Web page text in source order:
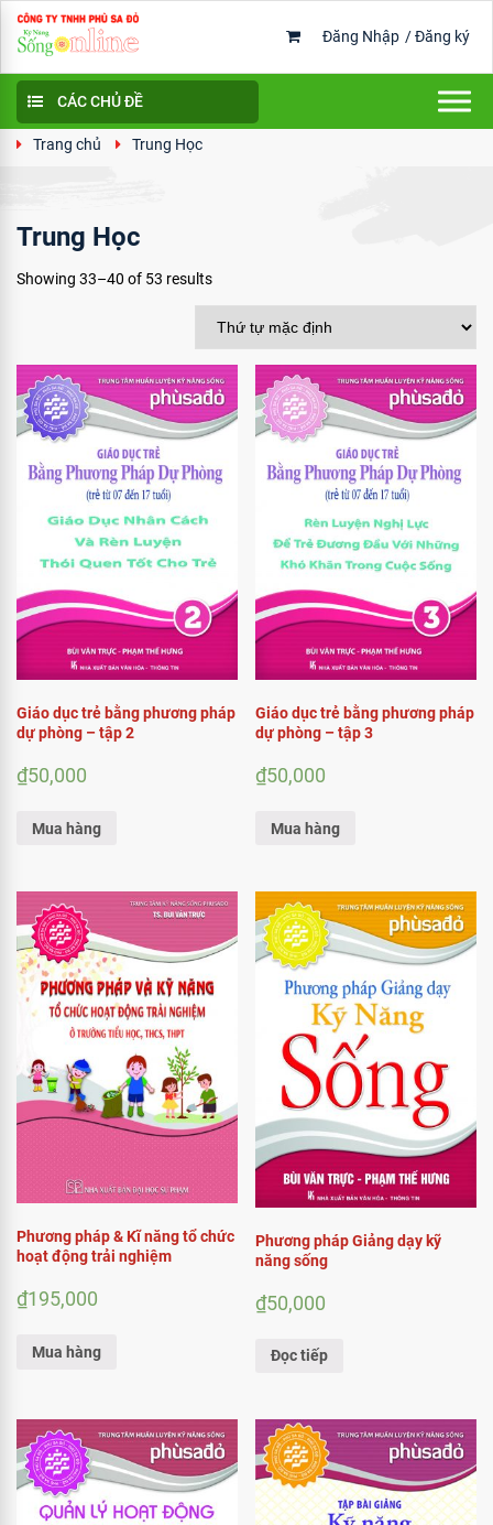
Đăng Nhập /Đăng ký
CÁC CHỦ ĐỀ
Trang chủ Trung Học
Trung Học
Showing 33–40 of 53 results
Giáo dục trẻ bằng phương pháp
dự phòng – tập 2
₫50,000
Mua hàng
Giáo dục trẻ bằng phương pháp
dự phòng – tập 3
₫50,000
Mua hàng
Phương pháp & Kĩ năng tổ chức
hoạt động trải nghiệm
₫195,000
Mua hàng
Phương pháp Giảng dạy kỹ
năng sống
₫50,000
Đọc tiếp